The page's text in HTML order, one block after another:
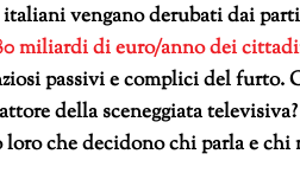
vengano derubati dai
miliardi di euro/anno dei
passivi e complici del furto.
della sceneggiata
che decidono chi parla e chi